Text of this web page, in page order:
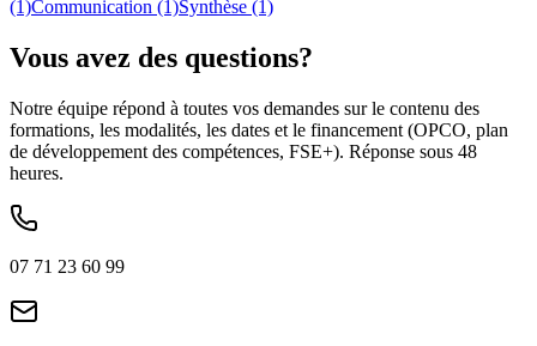
(1)Communication (1)Synthèse (1)
Vous avez des questions?
Notre équipe répond à toutes vos demandes sur le contenu des
formations, les modalités, les dates et le financement (OPCO, plan
de développement des compétences, FSE+). Réponse sous 48
heures.
07 71 23 60 99